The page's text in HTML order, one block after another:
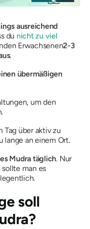
ausreichend
du nicht zu viel
Erwachsenen2-3
.
übermäßigen
um den
Tag über aktiv zu
lange an einem Ort.
Mudra täglich. Nur
man es
soll
?